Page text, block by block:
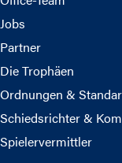
Jobs
Partner
Die Trophäen
Ordnungen &
Schiedsrichter &
Spielervermittler